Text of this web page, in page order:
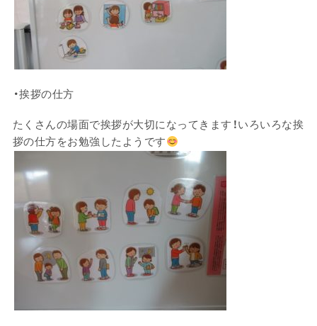
・挨拶の仕方
たくさんの場面で挨拶が大切になってきます！いろいろな挨
拶の仕方をお勉強したようです